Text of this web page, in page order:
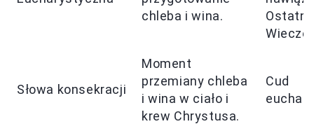
chleba i wina.
Słowa konsekracji
Moment
przemiany chleba
i wina w ciało i
krew Chrystusa.
Cud